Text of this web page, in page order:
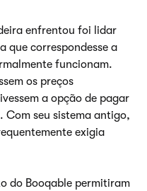
enfrentou foi lidar
que correspondesse a
funcionam.
os preços
a opção de pagar
Com seu sistema antigo,
exigia
do Booqable permitiram